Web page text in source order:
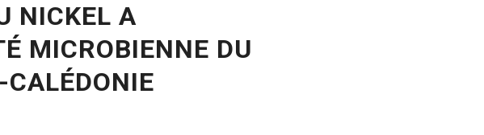
NICKEL A
MICROBIENNE DU